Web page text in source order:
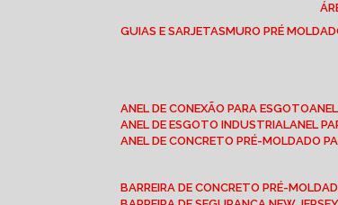
GUIAS E SARJETAS
MURO PRÉ
ANEL DE CONEXÃO PARA ESGOTO
ANEL DE ESGOTO INDUSTRIAL ANEL
ANEL DE CONCRETO PRÉ-MOLDADO
BARREIRA DE CONCRETO PRÉ-